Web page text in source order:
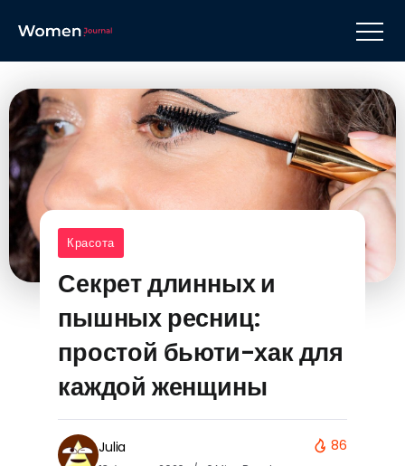
Красота
Секрет длинных и
пышных ресниц:
простой бьюти-хак для
каждой женщины
Julia 86